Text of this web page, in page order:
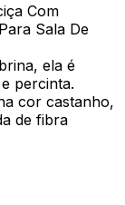
Com
Sala De
ela é
percinta.
cor castanho,
de fibra